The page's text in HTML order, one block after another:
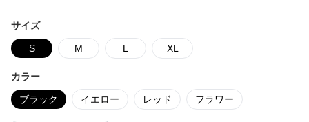
サイズ
S M L XL
カラー
ブラック イエロー レッド フラワー